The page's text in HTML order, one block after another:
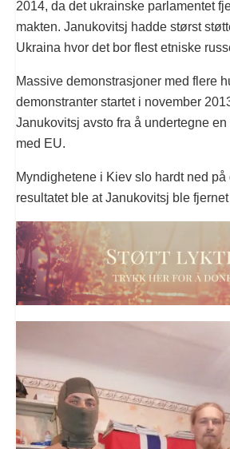
2014, da det ukrainske parlamentet
makten. Janukovitsj hadde størst
Ukraina hvor det bor flest etniske
Massive demonstrasjoner med flere
demonstranter startet i november
Janukovitsj avsto fra å undertegne
med EU.
Myndighetene i Kiev slo hardt ned
resultatet ble at Janukovitsj ble